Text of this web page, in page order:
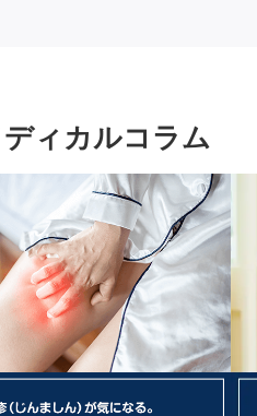
ィカルコラム